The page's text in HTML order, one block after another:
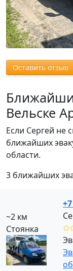
Оставить отзыв
Вельске
Если Сергей не
ближайших
области.
3 ближайших
~2 км
Стоянка